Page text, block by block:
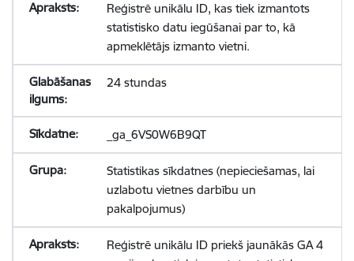
Reģistrē unikālu ID, kas tiek izmantots
statistisko datu iegūšanai par to, kā
apmeklētājs izmanto vietni.
24 stundas
_ga_6VS0W6B9QT
Statistikas sīkdatnes (nepieciešamas, lai
uzlabotu vietnes darbību un
pakalpojumus)
Reģistrē unikālu ID priekš jaunākās GA 4